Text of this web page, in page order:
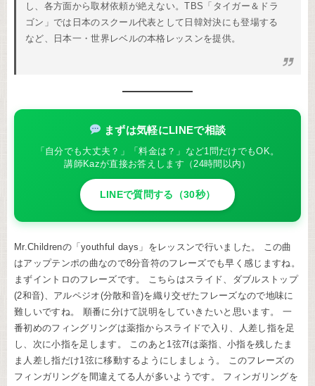
し、各方面から取材依頼が絶えない。TBS「タイガー＆ドラ
ゴン」では日本のスクール代表として日韓対決にも登場する
など、日本一・世界レベルの本格レッスンを提供。
まずは気軽にLINEで相談
「自分でも大丈夫？」「料金は？」など1問だけでもOK。
講師Kazが直接お答えします（24時間以内）
LINEで質問する（30秒）
Mr.Childrenの「youthful days」をレッスンで行いました。 この曲
はアップテンポの曲なので8分音符のフレーズでも早く感じますね。
まずイントロのフレーズです。 こちらはスライド、ダブルストップ
(2和音)、アルペジオ(分散和音)を織り交ぜたフレーズなので地味に
難しいですね。 順番に分けて説明をしていきたいと思います。 一
番初めのフィングリングは薬指からスライドで入り、人差し指を足
し、次に小指を足します。 このあと1弦7fは薬指、小指を残したま
ま人差し指だけ1弦に移動するようにしましょう。 このフレーズの
フィンガリングを間違えてる人が多いようです。 フィンガリングを